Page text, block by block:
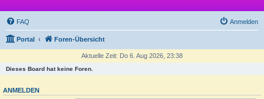
FAQ Anmelden
Portal Foren-Übersicht
Aktuelle Zeit: Do 6. Aug 2026, 23:38
Dieses Board hat keine Foren.
ANMELDEN